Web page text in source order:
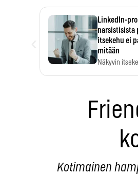
LinkedIn-
narsistisista
itsekehu ei
mitään
Näkyvin
Kotimainen